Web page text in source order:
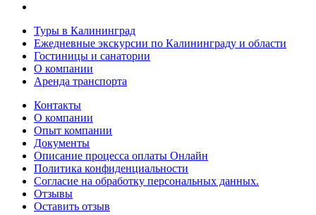
Туры в Калининград
Ежедневные экскурсии по Калининграду и области
Гостиницы и санатории
О компании
Аренда транспорта
Контакты
О компании
Опыт компании
Документы
Описание процесса оплаты Онлайн
Политика конфиденциальности
Согласие на обработку персональных данных.
Отзывы
Оставить отзыв